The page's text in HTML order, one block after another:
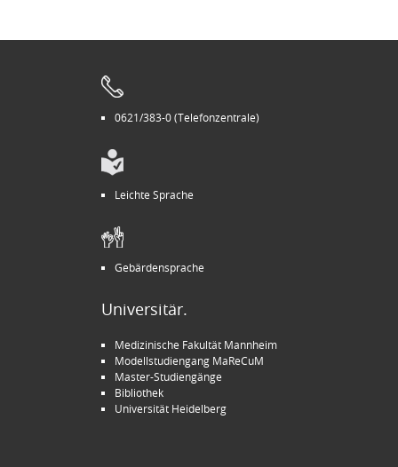
0621/383-0 (Telefonzentrale)
Leichte Sprache
Gebärdensprache
Universitär.
Medizinische Fakultät Mannheim
Modellstudiengang MaReCuM
Master-Studiengänge
Bibliothek
Universität Heidelberg